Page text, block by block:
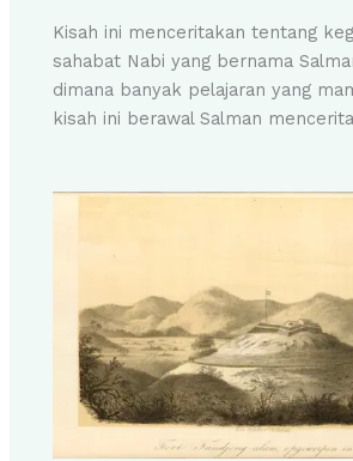
Kisah ini menceritakan tentang
sahabat Nabi yang bernama
dimana banyak pelajaran yang
kisah ini berawal Salman